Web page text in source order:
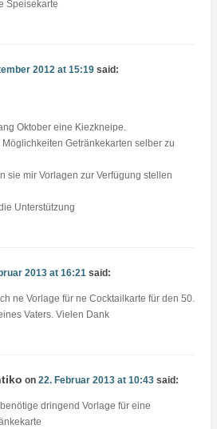
Speisekarte
2012 at 15:19 said:
Oktober eine Kiezkneipe.
Möglichkeiten Getränkekarten selber zu
sie mir Vorlagen zur Verfügung stellen
Unterstützung
2013 at 16:21 said:
ne Vorlage für ne Cocktailkarte für den 50.
Vaters. Vielen Dank
on 22. Februar 2013 at 10:43 said:
dringend Vorlage für eine